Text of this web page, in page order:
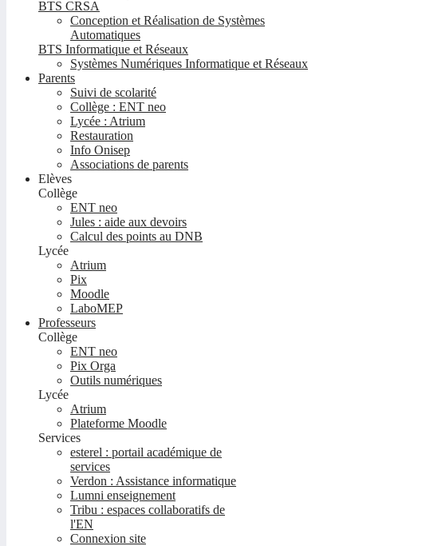
BTS CRSA
Conception et Réalisation de Systèmes
Automatiques
BTS Informatique et Réseaux
Systèmes Numériques Informatique et Réseaux
Parents
Suivi de scolarité
Collège : ENT neo
Lycée : Atrium
Restauration
Info Onisep
Associations de parents
Elèves
Collège
ENT neo
Jules : aide aux devoirs
Calcul des points au DNB
Lycée
Atrium
Pix
Moodle
LaboMEP
Professeurs
Collège
ENT neo
Pix Orga
Outils numériques
Lycée
Atrium
Plateforme Moodle
Services
esterel : portail académique de
services
Verdon : Assistance informatique
Lumni enseignement
Tribu : espaces collaboratifs de
l'EN
Connexion site